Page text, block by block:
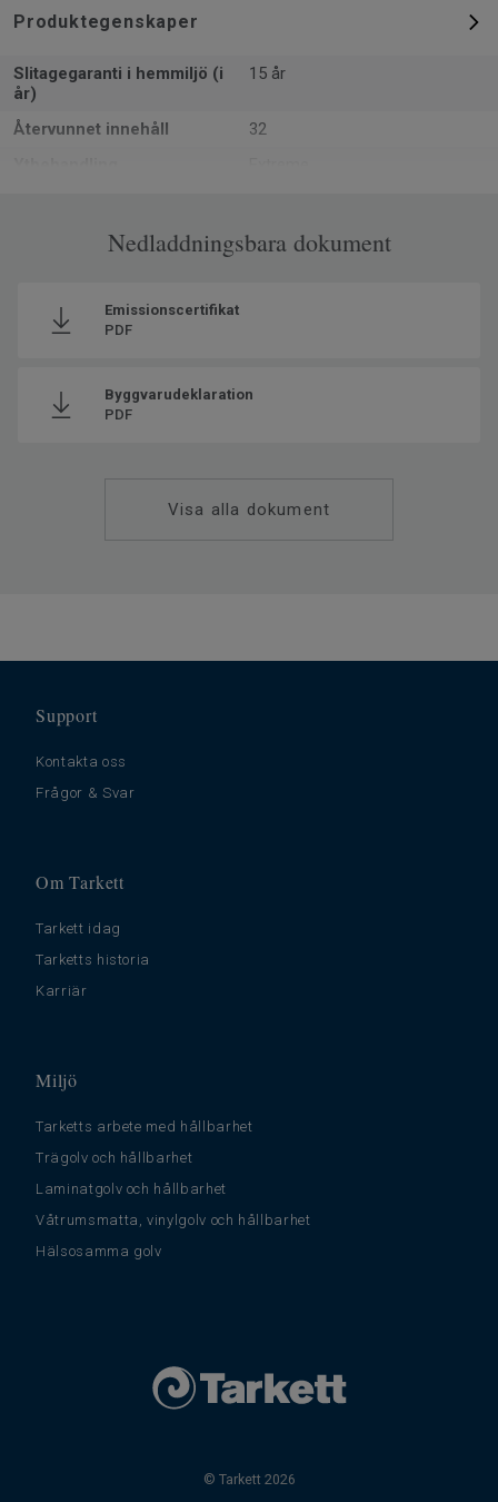
Produktegenskaper
Slitagegaranti i hemmiljö (i
år)
15 år
Återvunnet innehåll
32
Total tjocklek
2.8 mm
Tillverkad i
Totalvikt
1.76
Stegljudsdämpning - ∆Lw
19
Nedladdningsbara dokument
Emissionscertifikat
PDF
Byggvarudeklaration
PDF
Visa alla dokument
Support
Kontakta oss
Frågor & Svar
Om Tarkett
Tarkett idag
Tarketts historia
Karriär
Miljö
Tarketts arbete med hållbarhet
Trägolv och hållbarhet
Laminatgolv och hållbarhet
Våtrumsmatta, vinylgolv och hållbarhet
Hälsosamma golv
© Tarkett 2026